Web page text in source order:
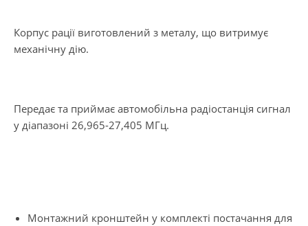
Корпус рації виготовлений з металу, що витримує
механічну дію.
Передає та приймає автомобільна радіостанція сигнал
у діапазоні 26,965-27,405 МГц.
Монтажний кронштейн у комплекті постачання для